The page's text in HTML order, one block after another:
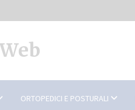
ORTOPEDICI E POSTURALI